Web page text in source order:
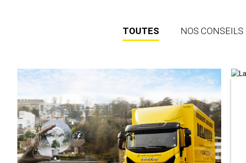
TOUTES NOS CONSEILS